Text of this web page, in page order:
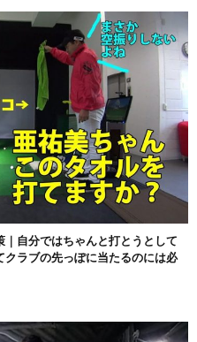
自分ではちゃんと打とうとして
クラブの先っぽに当たるのには必